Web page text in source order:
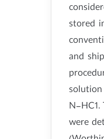
stored
and
solution
N-HC1.
were